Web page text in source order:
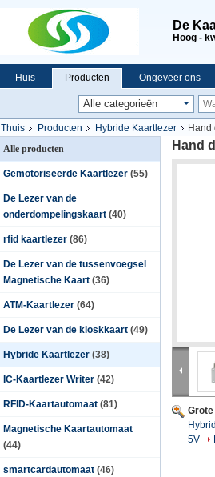
De
Hoog -
Huis Producten Ongeveer ons
Thuis Producten Hybride Kaartlezer
Hand
Alle producten
Gemotoriseerde Kaartlezer (55)
De Lezer van de
onderdompelingskaart (40)
rfid kaartlezer (86)
De Lezer van de tussenvoegsel
Magnetische Kaart (36)
ATM-Kaartlezer (64)
De Lezer van de kioskkaart (49)
Hybride Kaartlezer (38)
IC-Kaartlezer Writer (42)
RFID-Kaartautomaat (81)
Magnetische Kaartautomaat
(44)
smartcardautomaat (46)
Hand
5V